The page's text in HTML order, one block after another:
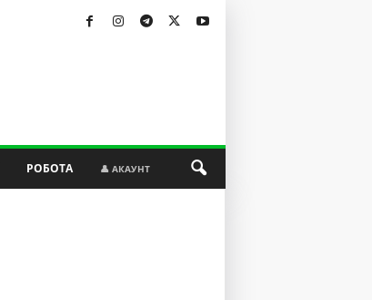
РОБОТА 👤 АКАУНТ